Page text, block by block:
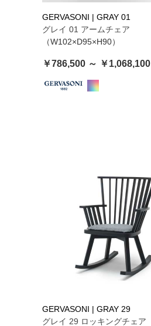
GERVASONI | GRAY 01
グレイ 01 アームチェア
（W102×D95×H90）
￥786,500 ～ ￥1,068,100
GERVASONI | GRAY 29
グレイ 29 ロッキングチェア